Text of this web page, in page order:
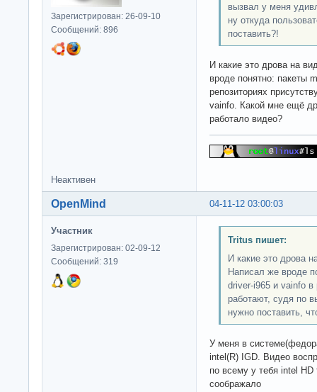
Зарегистрирован: 26-09-10
Сообщений: 896
вызвал у меня
ну откуда
поставить?!
И какие это дрова на
вроде понятно: пакеты
репозиториях
vainfo. Какой мне ещё
работало видео?
Неактивен
04-11-12 03:00:03
OpenMind
Участник
Зарегистрирован: 02-09-12
Сообщений: 319
Tritus пишет:
И какие это дрова
Написал же вроде
driver-i965 и vainfo в
работают, судя по
нужно поставить,
У меня в
intel(R) IGD. Видео
по всему у тебя intel
соображало